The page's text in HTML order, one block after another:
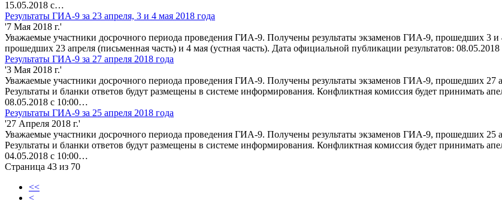
15.05.2018 с…
Результаты ГИА-9 за 23 апреля, 3 и 4 мая 2018 года
'7 Мая 2018 г.'
Уважаемые участники досрочного периода проведения ГИА-9. Получены результаты экзаменов ГИА-9, прошедших 3 и
прошедших 23 апреля (письменная часть) и 4 мая (устная часть). Дата официальной публикации результатов:
Результаты ГИА-9 за 27 апреля 2018 года
'3 Мая 2018 г.'
Уважаемые участники досрочного периода проведения ГИА-9. Получены результаты экзаменов ГИА-9, прошедших 27
Результаты и бланки ответов будут размещены в системе информирования. Конфликтная комиссия будет принимать
08.05.2018 с 10:00…
Результаты ГИА-9 за 25 апреля 2018 года
'27 Апреля 2018 г.'
Уважаемые участники досрочного периода проведения ГИА-9. Получены результаты экзаменов ГИА-9, прошедших 25
Результаты и бланки ответов будут размещены в системе информирования. Конфликтная комиссия будет принимать
04.05.2018 с 10:00…
Страница 43 из 70
<<
<